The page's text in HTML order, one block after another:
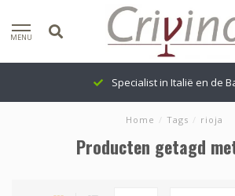
MENU
Specialist in Italië en de
Home / Tags / rioja
Producten getagd